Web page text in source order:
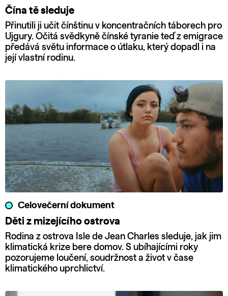
Čína tě sleduje
Přinutili ji učit čínštinu v koncentračních táborech pro
Ujgury. Očitá svědkyně čínské tyranie teď z emigrace
předává světu informace o útlaku, který dopadl i na
její vlastní rodinu.
Celovečerní dokument
Děti z mizejícího ostrova
Rodina z ostrova Isle de Jean Charles sleduje, jak jim
klimatická krize bere domov. S ubíhajícími roky
pozorujeme loučení, soudržnost a život v čase
klimatického uprchlictví.